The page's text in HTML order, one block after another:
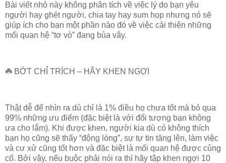
Bài viết nhỏ này không phân tích về việc lý do bạn yêu
người hay ghét người, chia tay hay sum họp nhưng nó sẽ
giúp ích cho bạn một phần nào đó về việc cải thiện những
mối quan hệ “tơ vò” đang bủa vây.
☘️ BỚT CHỈ TRÍCH – HÃY KHEN NGỢI
Thật dễ để nhìn ra dù chỉ là 1% điều họ chưa tốt mà bỏ qua
99% những ưu điểm (đặc biệt là với đối tượng bạn không
ưa cho lắm). Khi được khen, người kia dù có không thích
bạn họ cũng sẽ thấy “động lòng”, sự tự tin tăng lên, làm việc
và cư xử cũng tốt hơn và đặc biệt là mối quan hệ được củng
cố. Bởi vậy, nếu buộc phải nói ra thì hãy tập khen ngợi 10